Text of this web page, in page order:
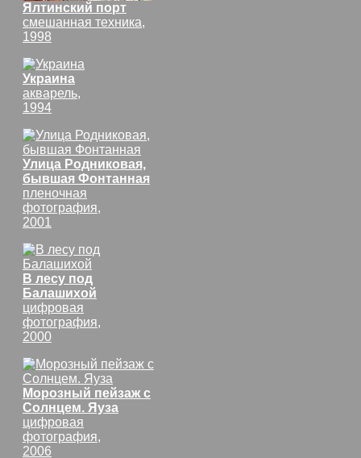
Ялтинский порт
смешанная техника,
1998
Украина
акварель,
1994
Улица Родниковая,
бывшая Фонтанная
пленочная
фотография,
2001
В лесу под
Балашихой
цифровая
фотография,
2000
Морозный пейзаж с
Солнцем. Яуза
цифровая
фотография,
2006